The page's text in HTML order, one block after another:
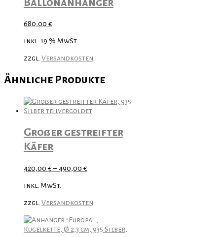
680,00 €
inkl. 19 % MwSt.
zzgl. Versandkosten
Ähnliche Produkte
Großer gestreifter
Käfer
420,00 €–490,00 €
inkl. MwSt.
zzgl. Versandkosten